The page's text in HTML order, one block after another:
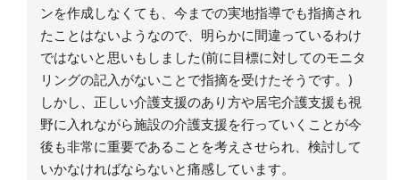
ンを作成しなくても、今までの実地指導でも指摘され
たことはないようなので、明らかに間違っているわけ
ではないと思いもしました(前に目標に対してのモニタ
リングの記入がないことで指摘を受けたそうです。)
しかし、正しい介護支援のあり方や居宅介護支援も視
野に入れながら施設の介護支援を行っていくことが今
後も非常に重要であることを考えさせられ、検討して
いかなければならないと痛感しています。